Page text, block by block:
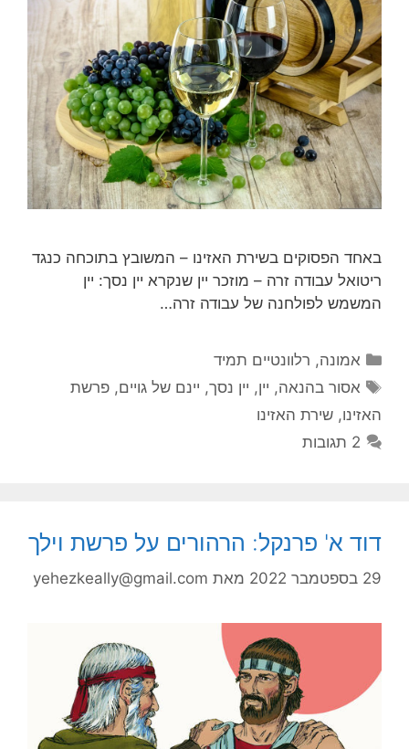
באחד הפסוקים בשירת האזינו – המשובץ בתוכחה כנגד
ריטואל עבודה זרה – מוזכר יין שנקרא יין נסך: יין
המשמש לפולחנה של עבודה זרה…
קטגוריות
אמונה, רלוונטיים תמיד
תגיות
אסור בהנאה, יין, יין נסך, יינם של גויים,פרשת
האזינו, שירת האזינו
2 תגובות
דוד א' פרנקל: הרהורים על פרשת וילך
29 בספטמבר 2022 מאת yehezkeally@gmail.com